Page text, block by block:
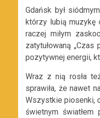
Gdańsk był
którzy lubią muzykę
raczej miłym
zatytułowaną
pozytywnej energii,
Wraz z nią rosła
sprawiła, że nawet
Wszystkie piosenki,
świetnym